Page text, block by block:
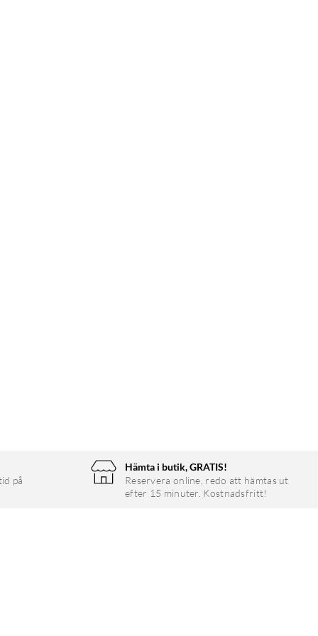
på
Hämta i butik, GRATIS!
Reservera online, redo att hämtas ut
efter 15 minuter. Kostnadsfritt!